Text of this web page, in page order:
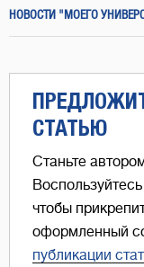
НОВОСТИ "МОЕГО
СТАТЬЮ
Станьте
чтобы
оформленный
публикации